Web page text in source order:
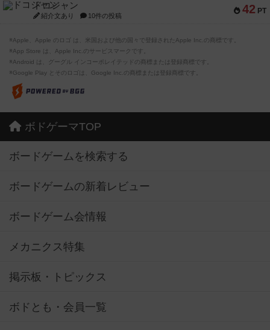
42 PT
ドコジャン
紹介文あり 10件の投稿
※Apple、Apple のロゴ は、米国および他の国々で登録されたApple Inc.の商標です。
※App Store は、Apple Inc.のサービスマークです。
※Android は、グーグル インコーポレイテッドの商標または登録商標です。
※Google Play とそのロゴは、Google Inc.の商標または登録商標です。
ボドゲーマTOP
ボードゲームを検索する
ボードゲームの新着レビュー
ボードゲーム会情報
メカニクス特集
掲示板・トピックス
ボドとも・会員一覧